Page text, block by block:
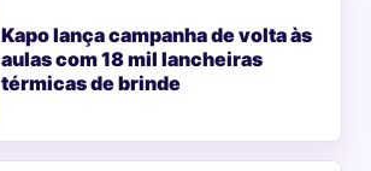
Kapo lança campanha de volta às
aulas com 18 mil lancheiras
térmicas de brinde